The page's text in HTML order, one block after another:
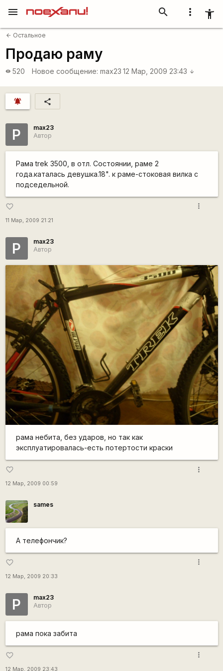
more_vert accessibility_new
search
menu
arrow_back Остальное
Продаю раму
visibility 520 Новое сообщение: max23 12 Мар, 2009 23:43 arrow_downward
notifications_active share
P
max23
Автор
Рама trek 3500, в отл. Состоянии, раме 2
года.каталась девушка.18". к раме-стоковая вилка с
подседельной.
favorite_border
11 Мар, 2009 21:21
more_vert
P
max23
Автор
рама небита, без ударов, но так как
эксплуатировалась-есть потертости краски
favorite_border
12 Мар, 2009 00:59
more_vert
sames
A телефончик?
favorite_border
12 Мар, 2009 20:33
more_vert
P
max23
Автор
рама пока забита
favorite_border
12 Мар, 2009 23:43
more_vert